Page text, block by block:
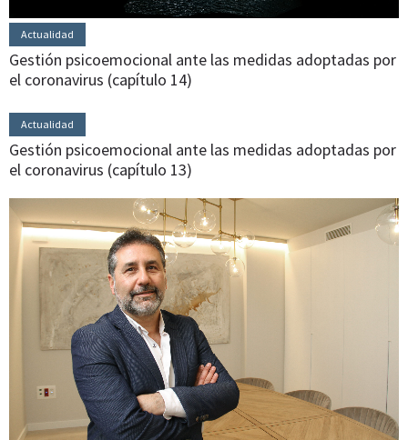
Actualidad
Gestión psicoemocional ante las medidas adoptadas por
el coronavirus (capítulo 14)
Actualidad
Gestión psicoemocional ante las medidas adoptadas por
el coronavirus (capítulo 13)